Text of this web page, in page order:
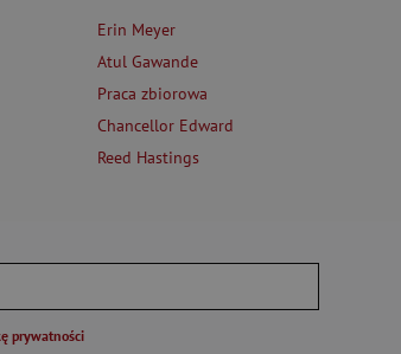
Erin Meyer
Atul Gawande
Praca zbiorowa
Chancellor Edward
Reed Hastings
prywatności